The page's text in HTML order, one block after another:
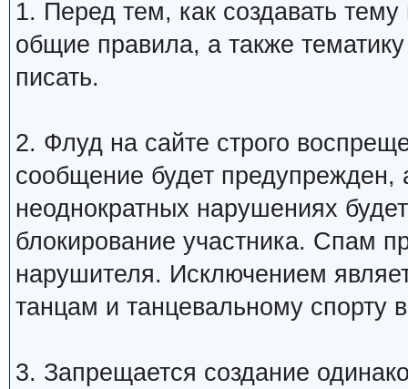
1. Перед тем, как создавать
общие правила, а также
писать.
2. Флуд на сайте строго
сообщение будет
неоднократных нарушениях
блокирование участника. Спам
нарушителя. Исключением
танцам и танцевальному спорту
3. Запрещается создание